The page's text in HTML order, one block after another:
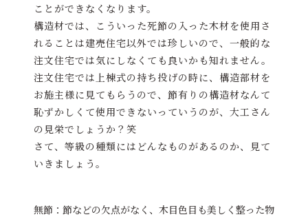
ことができなくなります。
構造材では、こういった死節の入った木材を使用さ
れることは建売住宅以外では珍しいので、一般的な
注文住宅では気にしなくても良いかも知れません。
注文住宅では上棟式の持ち投げの時に、構造部材を
お施主様に見てもらうので、節有りの構造材なんて
恥ずかしくて使用できないっていうのが、大工さん
の見栄でしょうか？笑
さて、等級の種類にはどんなものがあるのか、見て
いきましょう。
無節：節などの欠点がなく、木目色目も美しく整った物